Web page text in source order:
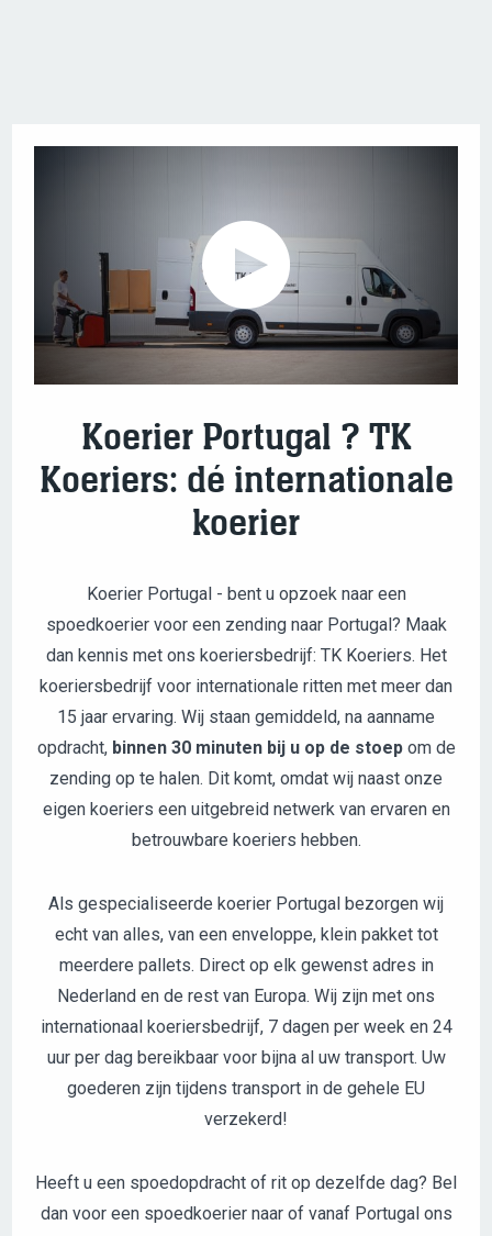
Koerier Portugal ? TK
Koeriers: dé internationale
koerier
Koerier Portugal - bent u opzoek naar een
spoedkoerier voor een zending naar Portugal? Maak
dan kennis met ons koeriersbedrijf: TK Koeriers. Het
koeriersbedrijf voor internationale ritten met meer dan
15 jaar ervaring. Wij staan gemiddeld, na aanname
opdracht, binnen 30 minuten bij u op de stoepom de
zending op te halen. Dit komt, omdat wij naast onze
eigen koeriers een uitgebreid netwerk van ervaren en
betrouwbare koeriers hebben.
Als gespecialiseerde koerier Portugal bezorgen wij
echt van alles, van een enveloppe, klein pakket tot
meerdere pallets. Direct op elk gewenst adres in
Nederland en de rest van Europa. Wij zijn met ons
internationaal koeriersbedrijf, 7 dagen per week en 24
uur per dag bereikbaar voor bijna al uw transport. Uw
goederen zijn tijdens transport in de gehele EU
verzekerd!
Heeft u een spoedopdracht of rit op dezelfde dag? Bel
dan voor een spoedkoerier naar of vanaf Portugal ons